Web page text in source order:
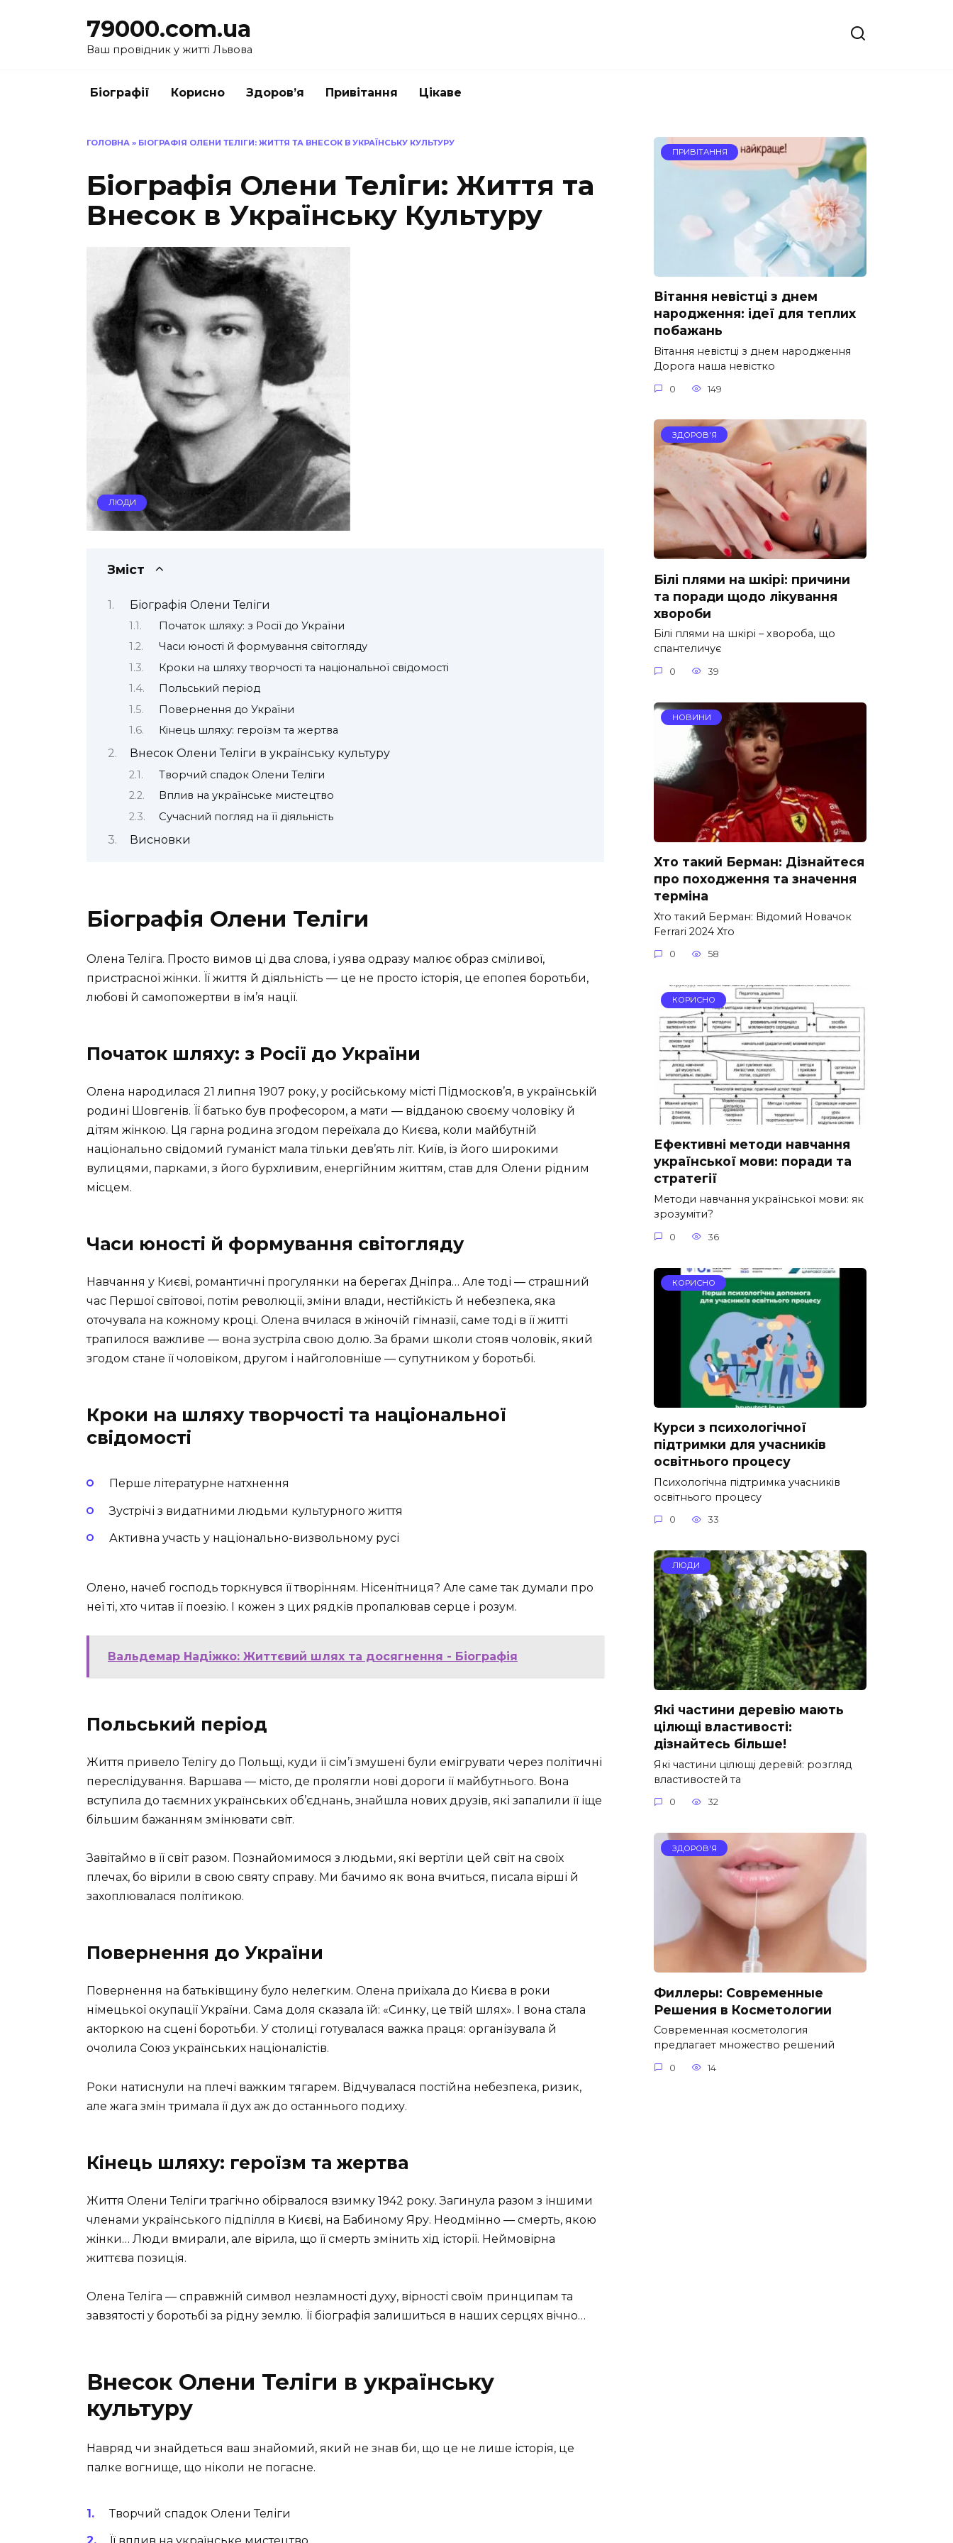
79000.com.ua
Ваш провідник у житті Львова
Біографії Корисно Здоров’я Привітання Цікаве
ГОЛОВНА » БІОГРАФІЯ ОЛЕНИ ТЕЛІГИ: ЖИТТЯ ТА ВНЕСОК В УКРАЇНСЬКУ КУЛЬТУРУ
Біографія Олени Теліги: Життя та
Внесок в Українську Культуру
ЛЮДИ
Зміст
Біографія Олени Теліги
Початок шляху: з Росії до України
Часи юності й формування світогляду
Кроки на шляху творчості та національної свідомості
Польський період
Повернення до України
Кінець шляху: героїзм та жертва
Внесок Олени Теліги в українську культуру
Творчий спадок Олени Теліги
Вплив на українське мистецтво
Сучасний погляд на її діяльність
Висновки
Біографія Олени Теліги
Олена Теліга. Просто вимов ці два слова, і уява одразу малює образ сміливої,
пристрасної жінки. Її життя й діяльність — це не просто історія, це епопея боротьби,
любові й самопожертви в ім’я нації.
Початок шляху: з Росії до України
Олена народилася 21 липня 1907 року, у російському місті Підмосков’я, в українській
родині Шовгенів. Її батько був професором, а мати — відданою своєму чоловіку й
дітям жінкою. Ця гарна родина згодом переїхала до Києва, коли майбутній
національно свідомий гуманіст мала тільки дев’ять літ. Київ, із його широкими
вулицями, парками, з його бурхливим, енергійним життям, став для Олени рідним
місцем.
Часи юності й формування світогляду
Навчання у Києві, романтичні прогулянки на берегах Дніпра… Але тоді — страшний
час Першої світової, потім революції, зміни влади, нестійкість й небезпека, яка
оточувала на кожному кроці. Олена вчилася в жіночій гімназії, саме тоді в її житті
трапилося важливе — вона зустріла свою долю. За брами школи стояв чоловік, який
згодом стане її чоловіком, другом і найголовніше — супутником у боротьбі.
Кроки на шляху творчості та національної
свідомості
Перше літературне натхнення
Зустрічі з видатними людьми культурного життя
Активна участь у національно-визвольному русі
Олено, начеб господь торкнувся її творінням. Нісенітниця? Але саме так думали про
неї ті, хто читав її поезію. І кожен з цих рядків пропалював серце і розум.
Вальдемар Надіжко: Життєвий шлях та досягнення - Біографія
Польський період
Життя привело Телігу до Польщі, куди її сім’ї змушені були емігрувати через політичні
переслідування. Варшава — місто, де пролягли нові дороги її майбутнього. Вона
вступила до таємних українських об’єднань, знайшла нових друзів, які запалили її іще
більшим бажанням змінювати світ.
Завітаймо в її світ разом. Познайомимося з людьми, які вертіли цей світ на своїх
плечах, бо вірили в свою святу справу. Ми бачимо як вона вчиться, писала вірші й
захоплювалася політикою.
Повернення до України
Повернення на батьківщину було нелегким. Олена приїхала до Києва в роки
німецької окупації України. Сама доля сказала їй: «Синку, це твій шлях». І вона стала
акторкою на сцені боротьби. У столиці готувалася важка праця: організувала й
очолила Союз українських націоналістів.
Роки натиснули на плечі важким тягарем. Відчувалася постійна небезпека, ризик,
але жага змін тримала її дух аж до останнього подиху.
Кінець шляху: героїзм та жертва
Життя Олени Теліги трагічно обірвалося взимку 1942 року. Загинула разом з іншими
членами українського підпілля в Києві, на Бабиному Яру. Неодмінно — смерть, якою
жінки… Люди вмирали, але вірила, що її смерть змінить хід історії. Неймовірна
життєва позиція.
Олена Теліга — справжній символ незламності духу, вірності своїм принципам та
завзятості у боротьбі за рідну землю. Її біографія залишиться в наших серцях вічно…
Внесок Олени Теліги в українську
культуру
Навряд чи знайдеться ваш знайомий, який не знав би, що це не лише історія, це
палке вогнище, що ніколи не погасне.
Творчий спадок Олени Теліги
ПРИВІТАННЯ
Вітання невістці з днем
народження: ідеї для теплих
побажань
Вітання невістці з днем народження
Дорога наша невістко
0 149
ЗДОРОВ'Я
Білі плями на шкірі: причини
та поради щодо лікування
хвороби
Білі плями на шкірі – хвороба, що
спантеличує
0 39
НОВИНИ
Хто такий Берман: Дізнайтеся
про походження та значення
терміна
Хто такий Берман: Відомий Новачок
Ferrari 2024 Хто
0 58
КОРИСНО
Ефективні методи навчання
української мови: поради та
стратегії
Методи навчання української мови: як
зрозуміти?
0 36
КОРИСНО
Курси з психологічної
підтримки для учасників
освітнього процесу
Психологічна підтримка учасників
освітнього процесу
0 33
ЛЮДИ
Які частини деревію мають
цілющі властивості:
дізнайтесь більше!
Які частини цілющі деревій: розгляд
властивостей та
0 32
ЗДОРОВ'Я
Филлеры: Современные
Решения в Косметологии
Современная косметология
предлагает множество решений
0 14